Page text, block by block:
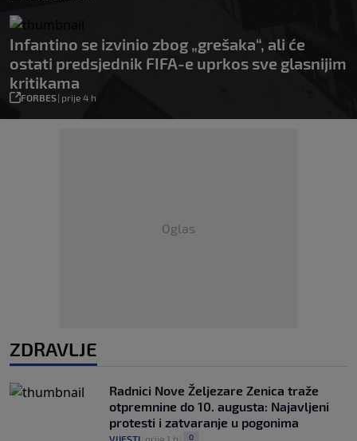
Infantino se izvinio zbog „grešaka“, ali će
ostati predsjednik FIFA-e uprkos sve glasnijim
kritikama
FORBES| prije 4 h
Oglas
ZDRAVLJE
Radnici Nove Željezare Zenica traže
otpremnine do 10. augusta: Najavljeni
protesti i zatvaranje u pogonima
VIJESTI prije 1 h 0